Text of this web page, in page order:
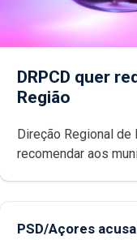
DRPCD quer
Região
Direção Regional
recomendar aos
PSD/Açores